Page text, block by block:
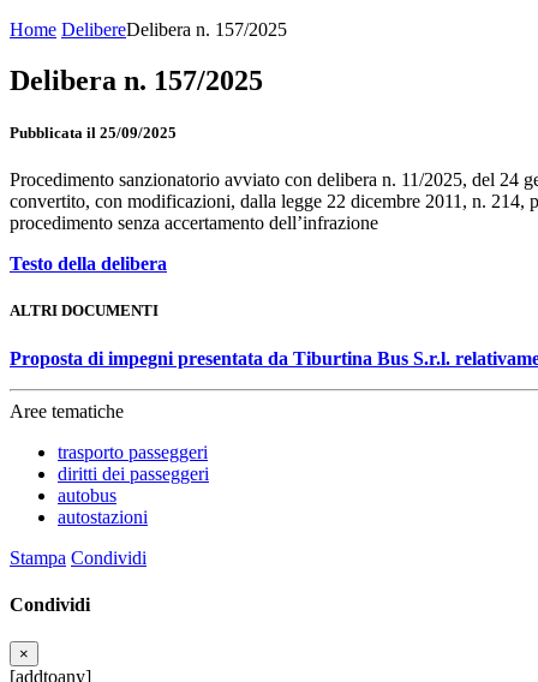
Home DelibereDelibera n. 157/2025
Delibera n. 157/2025
Pubblicata il 25/09/2025
Procedimento sanzionatorio avviato con delibera n. 11/2025, del 24
convertito, con modificazioni, dalla legge 22 dicembre 2011, n. 214,
procedimento senza accertamento dell’infrazione
Testo della delibera
ALTRI DOCUMENTI
Proposta di impegni presentata da Tiburtina Bus S.r.l.
Aree tematiche
trasporto passeggeri
diritti dei passeggeri
autobus
autostazioni
Stampa Condividi
Condividi
×
[addtoany]